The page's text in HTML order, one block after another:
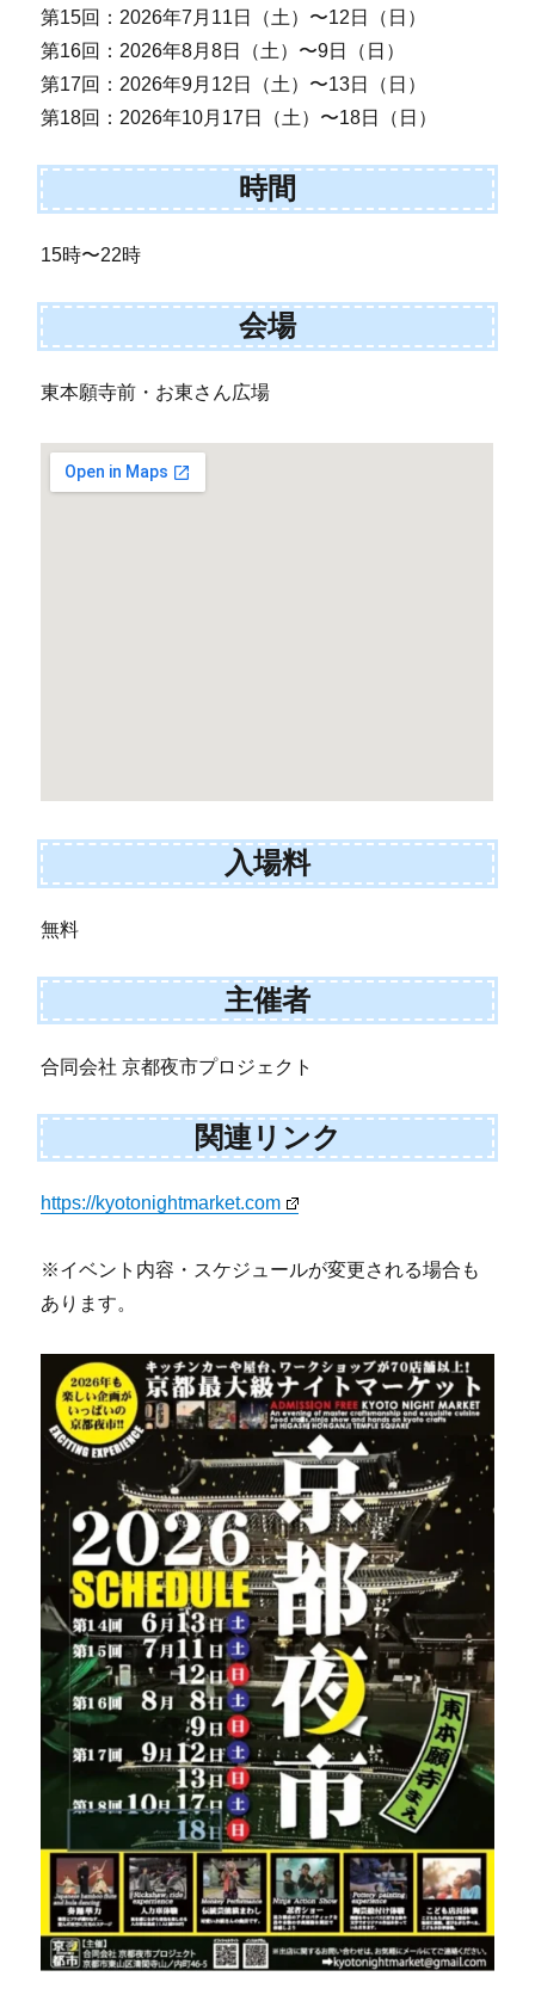
第15回：2026年7月11日（土）〜12日（日）
第16回：2026年8月8日（土）〜9日（日）
第17回：2026年9月12日（土）〜13日（日）
第18回：2026年10月17日（土）〜18日（日）
時間
15時〜22時
会場
東本願寺前・お東さん広場
入場料
無料
主催者
合同会社 京都夜市プロジェクト
関連リンク
https://kyotonightmarket.com
※イベント内容・スケジュールが変更される場合も
あります。